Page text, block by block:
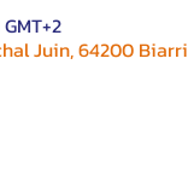
Juin, 64200